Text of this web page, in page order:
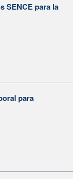
SENCE para la
para